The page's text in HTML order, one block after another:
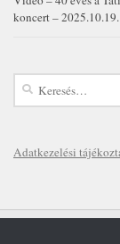
koncert – 2025.10.19.
Keresés:
Adatkezelési